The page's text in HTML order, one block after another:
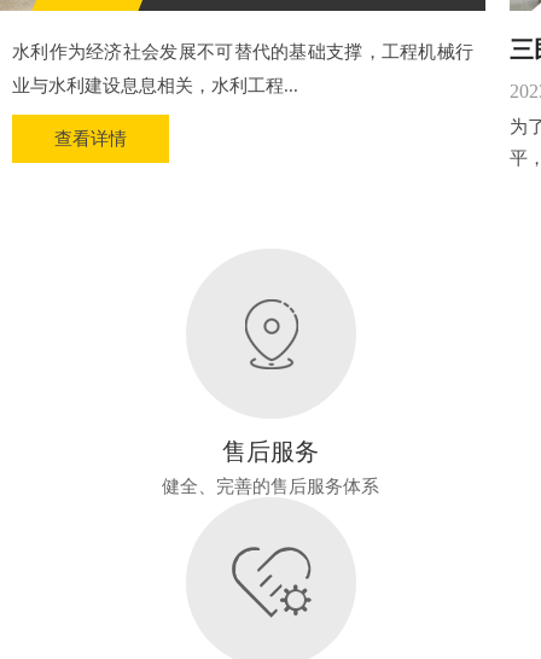
水利作为经济社会发展不可替代的基础支撑，工程机械行
业与水利建设息息相关，水利工程...
查看详情
三
为
平
售后服务
健全、完善的售后服务体系